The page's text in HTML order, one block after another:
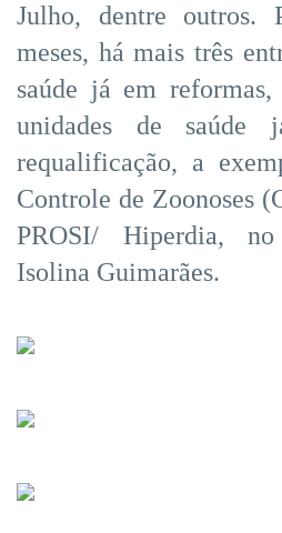
Julho, dentre outros.
meses, há mais três
saúde já em
unidades de saúde
requalificação, a
Controle de Zoonoses
PROSI/ Hiperdia,
Isolina Guimarães.